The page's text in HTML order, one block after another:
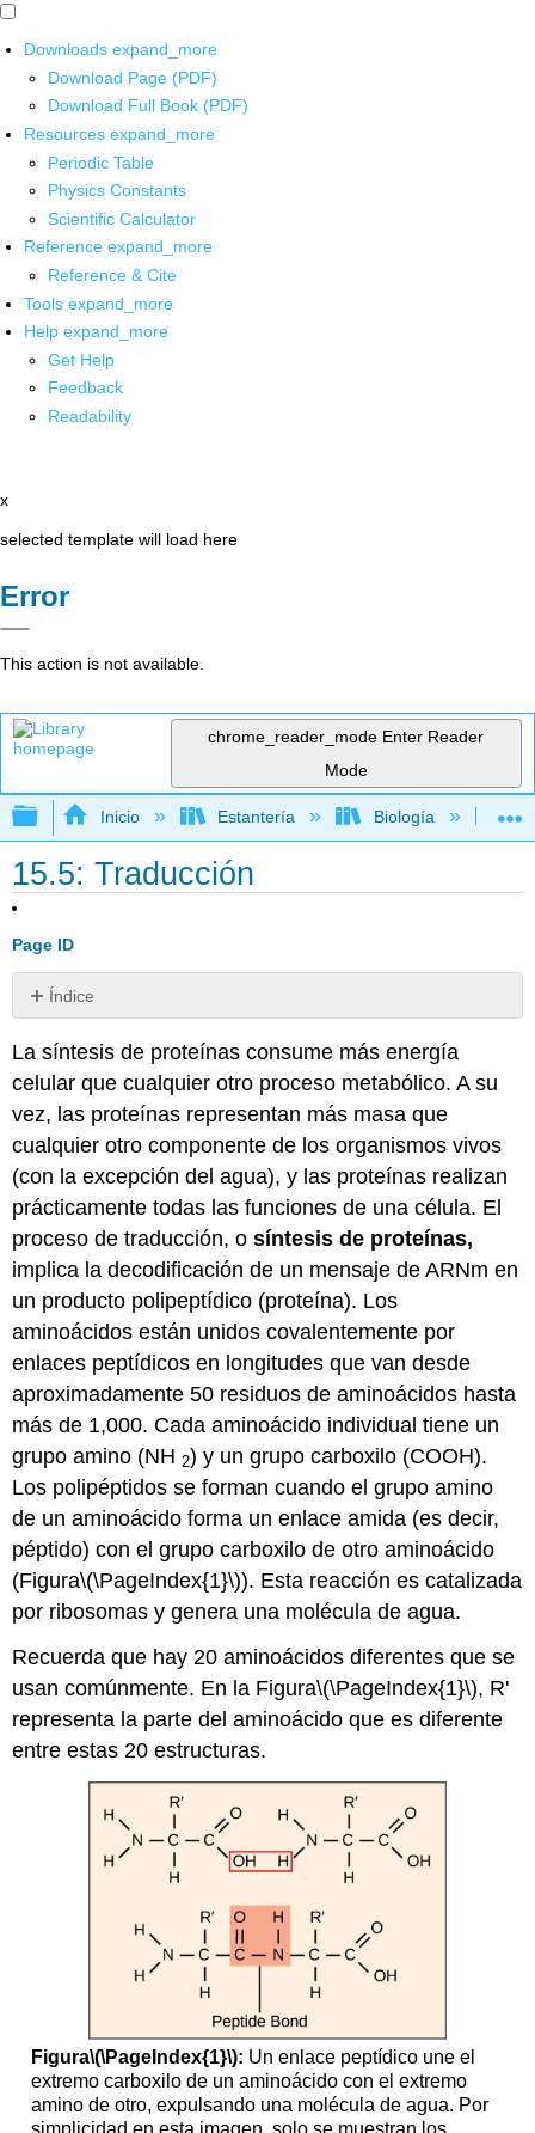
Downloads expand_more
Download Page (PDF)
Download Full Book (PDF)
Resources expand_more
Periodic Table
Physics Constants
Scientific Calculator
Reference expand_more
Reference & Cite
Tools expand_more
Help expand_more
Get Help
Feedback
Readability
x
selected template will load here
Error
This action is not available.
chrome_reader_mode Enter Reader
Mode
Expandir/contraer jerarquía global
Inicio Estantería Biología
15.5: Traducción
Page ID
Índice
maquinaria
de
síntesis
de
proteínas
Ribosomas
ARNt
Aminoacil
ARNt
sintetasas
mecanismo
de
síntesis
de
proteínas
Iniciación
de
la
Traducción
Translación,
Alargamiento
y
Terminación
Referencias
La síntesis de proteínas consume más energía
celular que cualquier otro proceso metabólico. A su
vez, las proteínas representan más masa que
cualquier otro componente de los organismos vivos
(con la excepción del agua), y las proteínas realizan
prácticamente todas las funciones de una célula. El
proceso de traducción, osíntesis de proteínas,
implica la decodificación de un mensaje de ARNm en
un producto polipeptídico (proteína). Los
aminoácidos están unidos covalentemente por
enlaces peptídicos en longitudes que van desde
aproximadamente 50 residuos de aminoácidos hasta
más de 1,000. Cada aminoácido individual tiene un
grupo amino (NH 2) y un grupo carboxilo (COOH).
Los polipéptidos se forman cuando el grupo amino
de un aminoácido forma un enlace amida (es decir,
péptido) con el grupo carboxilo de otro aminoácido
(Figura\(\PageIndex{1}\)). Esta reacción es catalizada
por ribosomas y genera una molécula de agua.
Recuerda que hay 20 aminoácidos diferentes que se
usan comúnmente. En la Figura\(\PageIndex{1}\), R'
representa la parte del aminoácido que es diferente
entre estas 20 estructuras.
Figura\(\PageIndex{1}\): Un enlace peptídico une el
extremo carboxilo de un aminoácido con el extremo
amino de otro, expulsando una molécula de agua. Por
simplicidad en esta imagen, solo se muestran los